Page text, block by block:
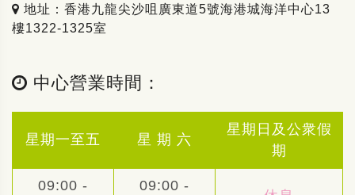
地址：香港九龍尖沙咀廣東道5號海港城海洋中心13
樓1322-1325室
中心營業時間：
星期一至五 星 期 六
星期日及公衆假
期
09:00 - 09:00 -